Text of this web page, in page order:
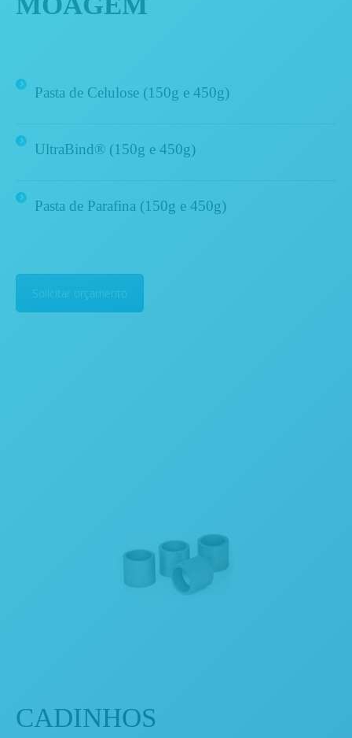
Pasta de Celulose (150g e 450g)
UltraBind® (150g e 450g)
Pasta de Parafina (150g e 450g)
Solicitar orçamento
CADINHOS